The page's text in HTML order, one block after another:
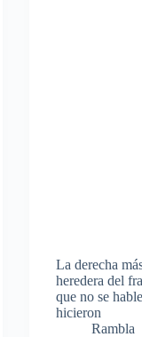
La derecha
heredera del
que no se
hicieron
Rambla